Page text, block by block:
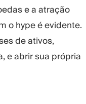
e a atração
o hype é evidente.
de ativos,
e abrir sua própria